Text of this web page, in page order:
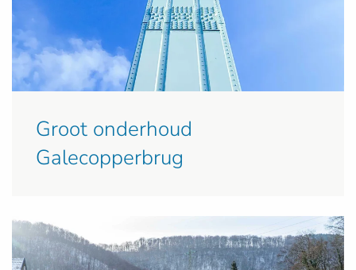
Groot onderhoud
Galecopperbrug